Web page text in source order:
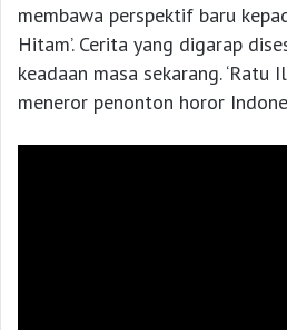
membawa perspektif baru
Hitam’. Cerita yang digarap
keadaan masa sekarang. ‘Ratu
meneror penonton horor